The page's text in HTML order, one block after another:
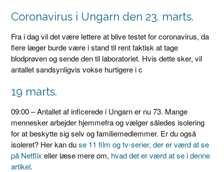
Coronavirus i Ungarn den 23. marts.
Fra i dag vil det være lettere at blive testet for coronavirus, da
flere læger burde være i stand til rent faktisk at tage
blodprøven og sende den til laboratoriet. Hvis dette sker, vil
antallet sandsynligvis vokse hurtigere i c
19 marts.
09:00 – Antallet af inficerede i Ungarn er nu 73. Mange
mennesker arbejder hjemmefra og vælger således isolering
for at beskytte sig selv og familiemedlemmer. Er du også
isoleret? Her kan duse 11 film og tv-serier, der er værd at se
på Netflix eller læse mere om, hvad det er værd at se i denne
artikel.